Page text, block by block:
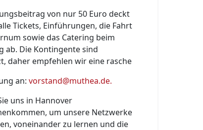
von nur 50 Euro deckt
Tickets, Einführungen, die Fahrt
sowie das Catering beim
ab. Die Kontingente sind
daher empfehlen wir eine rasche
an:vorstand@muthea.de.
uns in Hannover
um unsere Netzwerke
voneinander zu lernen und die